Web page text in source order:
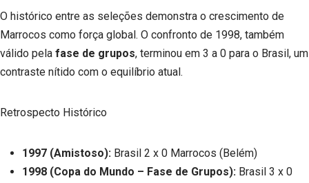
O histórico entre as seleções demonstra o crescimento de
Marrocos como força global. O confronto de 1998, também
válido pela fase de grupos, terminou em 3 a 0 para o Brasil, um
contraste nítido com o equilíbrio atual.
Retrospecto Histórico
1997 (Amistoso): Brasil 2 x 0 Marrocos (Belém)
1998 (Copa do Mundo – Fase de Grupos): Brasil 3 x 0